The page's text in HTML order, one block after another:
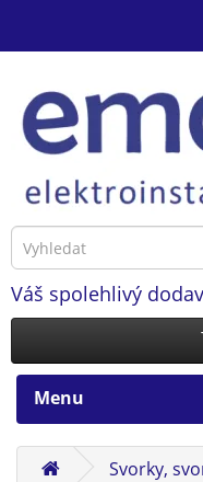
Váš spolehlivý
Menu
Svorky,